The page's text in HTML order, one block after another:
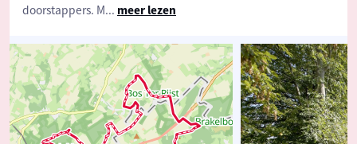
doorstappers. M... meer lezen